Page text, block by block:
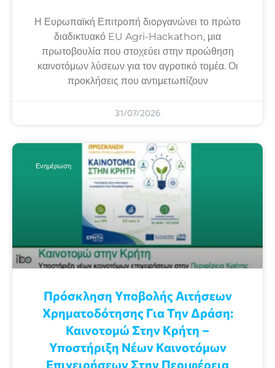
Η Ευρωπαϊκή Επιτροπή διοργανώνει το πρώτο
διαδικτυακό EU Agri-Hackathon, μια
πρωτοβουλία που στοχεύει στην προώθηση
καινοτόμων λύσεων για τον αγροτικό τομέα. Οι
προκλήσεις που αντιμετωπίζουν
31/07/2026
Ενημέρωση
Πρόσκληση Υποβολής Αιτήσεων
Χρηματοδότησης Για Την Δράση:
Καινοτομώ Στην Κρήτη –
Υποστήριξη Νέων Καινοτόμων
Επιχειρήσεων Στην Περιφέρεια